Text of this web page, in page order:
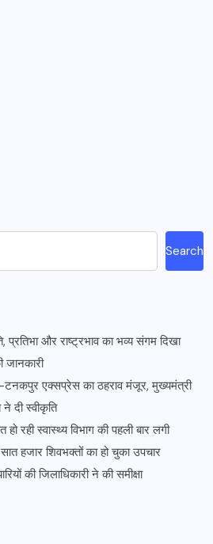
Search
प्रतिभा और राष्ट्रभाव का भव्य संगम दिखा
जानकारी
एक्सप्रेस का ठहराव मंजूर, मुख्यमंत्री
दी स्वीकृति
रही स्वास्थ्य विभाग की पहली बार लगी
हजार शिवभक्तों का हो चुका उपचार
की जिलाधिकारी ने की समीक्षा